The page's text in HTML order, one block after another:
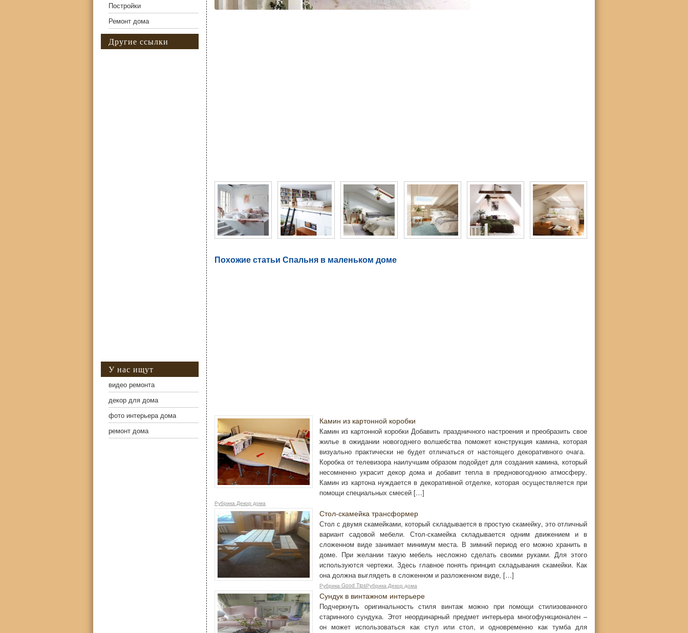
Похожие статьи Спальня в маленьком доме
Камин из картонной коробки
Камин из картонной коробки Добавить праздничного настроения и преобразить свое
жилье в ожидании новогоднего волшебства поможет конструкция камина, которая
визуально практически не будет отличаться от настоящего декоративного очага.
Коробка от телевизора наилучшим образом подойдет для создания камина, который
несомненно украсит декор дома и добавит тепла в предновогоднюю атмосферу.
Камин из картона нуждается в декоративной отделке, которая осуществляется при
помощи специальных смесей […]
Рубрика Декор дома
Стол-скамейка трансформер
Стол с двумя скамейками, который складывается в простую скамейку, это отличный
вариант садовой мебели. Стол-скамейка складывается одним движением и в
сложенном виде занимает минимум места. В зимний период его можно хранить в
доме. При желании такую мебель несложно сделать своими руками. Для этого
используются чертежи. Здесь главное понять принцип складывания скамейки. Как
она должна выглядеть в сложенном и разложенном виде, […]
Рубрика Good TipsРубрика Декор дома
Сундук в винтажном интерьере
Подчеркнуть оригинальность стиля винтаж можно при помощи стилизованного
старинного сундука. Этот неординарный предмет интерьера многофункционален –
он может использоваться как стул или стол, и одновременно как тумба для
Постройки
Ремонт дома
Другие ссылки
У нас ищут
видео ремонта
декор для дома
фото интерьера дома
ремонт дома